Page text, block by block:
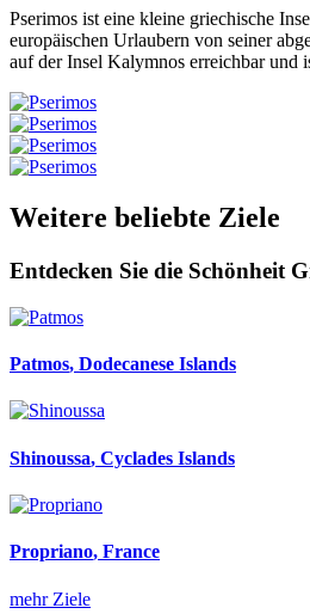
Pserimos ist eine kleine griechische
europäischen Urlaubern von seiner
auf der Insel Kalymnos erreichbar und
Weitere beliebte Ziele
Entdecken Sie die Schönheit
Patmos, Dodecanese Islands
Shinoussa, Cyclades Islands
Propriano, France
mehr Ziele